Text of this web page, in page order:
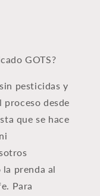
GOTS?
pesticidas y
desde
que se hace
prenda al
Para